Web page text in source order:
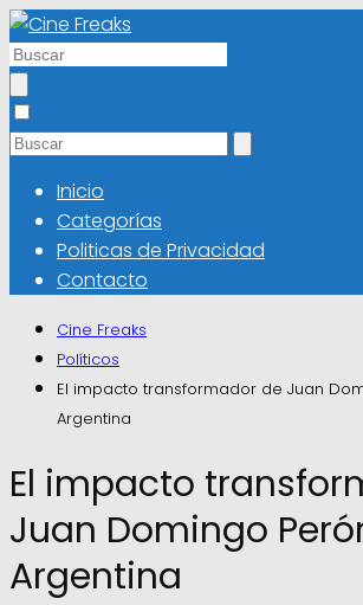
Inicio
Categorías
Politicas de Privacidad
Contacto
Cine Freaks
Políticos
El impacto transformador de Juan
Argentina
El impacto
Juan Domingo
Argentina